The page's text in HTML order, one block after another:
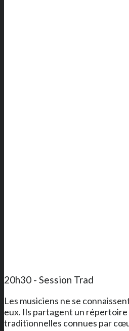
20h30 - Session Trad
Les musiciens ne se
eux. Ils partagent un répertoire
traditionnelles connues par